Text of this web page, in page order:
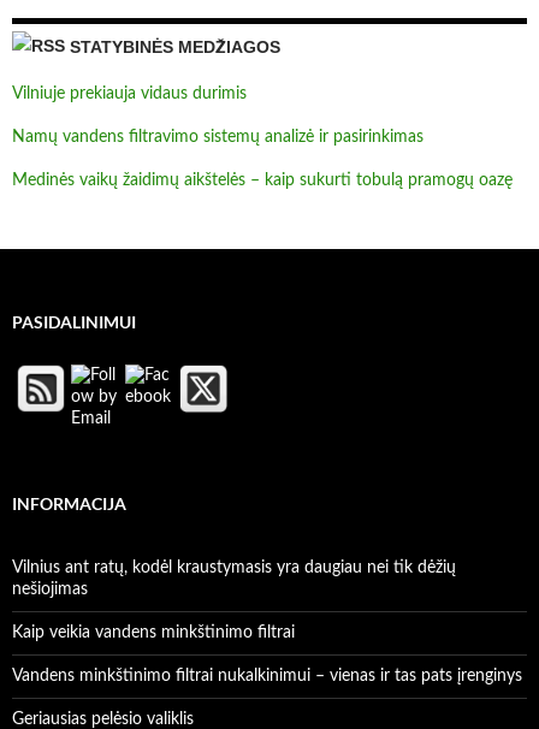
STATYBINĖS MEDŽIAGOS
Vilniuje prekiauja vidaus durimis
Namų vandens filtravimo sistemų analizė ir pasirinkimas
Medinės vaikų žaidimų aikštelės – kaip sukurti tobulą pramogų oazę
PASIDALINIMUI
INFORMACIJA
Vilnius ant ratų, kodėl kraustymasis yra daugiau nei tik dėžių
nešiojimas
Kaip veikia vandens minkštinimo filtrai
Vandens minkštinimo filtrai nukalkinimui – vienas ir tas pats įrenginys
Geriausias pelėsio valiklis